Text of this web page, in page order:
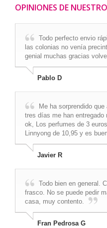
OPINIONES DE
Todo perfecto envio
las colonias no venía
genial muchas gracias
Pablo D
Me ha sorprendido
tres días me han entregado
ok, Los perfumes de 3
Linnyong de 10,95 y es
Javier R
Todo bien en general.
frasco. No se puede pedir
casa, muy contento.
Fran Pedrosa G